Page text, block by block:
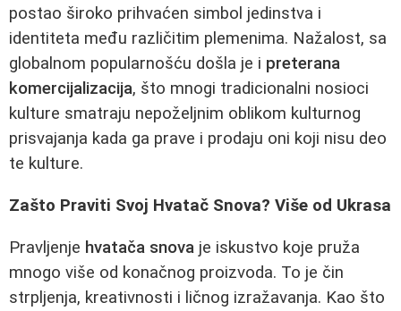
postao široko prihvaćen simbol jedinstva i
identiteta među različitim plemenima. Nažalost, sa
globalnom popularnošću došla je i preterana
komercijalizacija, što mnogi tradicionalni nosioci
kulture smatraju nepoželjnim oblikom kulturnog
prisvajanja kada ga prave i prodaju oni koji nisu deo
te kulture.
Zašto Praviti Svoj Hvatač Snova? Više od Ukrasa
Pravljenje hvatača snova je iskustvo koje pruža
mnogo više od konačnog proizvoda. To je čin
strpljenja, kreativnosti i ličnog izražavanja. Kao što